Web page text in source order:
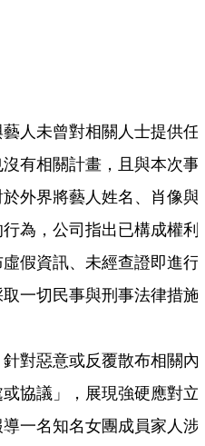
人未曾對相關人士提供任
有相關計畫，且與本次事
外界將藝人姓名、肖像與
為，公司指出已構成權利
假資訊、未經查證即進行
一切民事與刑事法律措施
對惡意或反覆散布相關內
協議」，展現強硬應對立
一名知名女團成員家人涉